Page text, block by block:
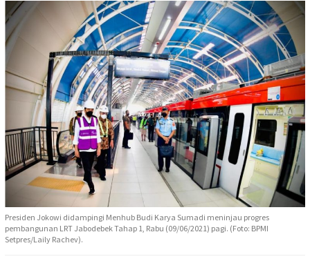
Presiden Jokowi didampingi Menhub Budi Karya Sumadi meninjau progres
pembangunan LRT Jabodebek Tahap 1, Rabu (09/06/2021) pagi. (Foto: BPMI
Setpres/Laily Rachev).